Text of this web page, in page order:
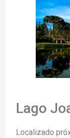
Lago
Localizado